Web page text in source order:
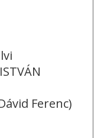
Ferenc)